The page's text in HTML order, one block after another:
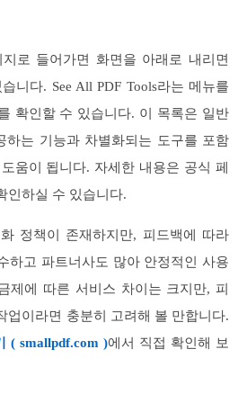
로 들어가면 화면을 아래로 내리면
니다. See All PDF Tools라는 메뉴를
확인할 수 있습니다. 이 목록은 일반
하는 기능과 차별화되는 도구를 포함
움이 됩니다. 자세한 내용은 공식 페
인하실 수 있습니다.
정책이 존재하지만, 피드백에 따라
하고 파트너사도 많아 안정적인 사용
제에 따른 서비스 차이는 크지만, 피
업이라면 충분히 고려해 볼 만합니다.
( smallpdf.com )에서 직접 확인해 보